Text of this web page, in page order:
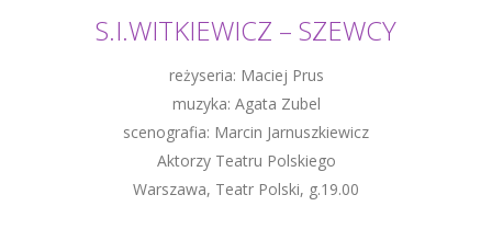
S.I.WITKIEWICZ – SZEWCY
reżyseria: Maciej Prus
muzyka: Agata Zubel
scenografia: Marcin Jarnuszkiewicz
Aktorzy Teatru Polskiego
Warszawa, Teatr Polski, g.19.00